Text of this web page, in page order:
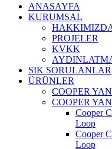
ANASAYFA
KURUMSAL
PROJELER
KVKK
SIK SORULANLAR
ÜRÜNLER
COOPER
COOPER
Cooper
Loop
Cooper
Loop